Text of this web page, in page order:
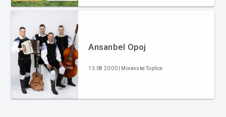
Ansanbel Opoj
13.08 20:00 | Moravske Toplice